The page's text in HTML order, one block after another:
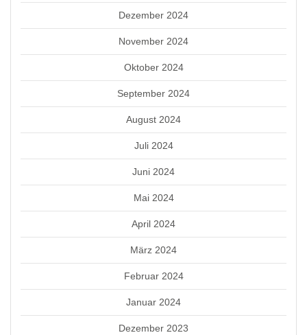
Dezember 2024
November 2024
Oktober 2024
September 2024
August 2024
Juli 2024
Juni 2024
Mai 2024
April 2024
März 2024
Februar 2024
Januar 2024
Dezember 2023